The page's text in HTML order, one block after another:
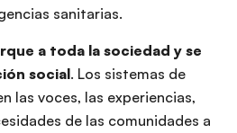
sanitarias.
a toda la sociedad y se
social. Los sistemas de
las voces, las experiencias,
de las comunidades a